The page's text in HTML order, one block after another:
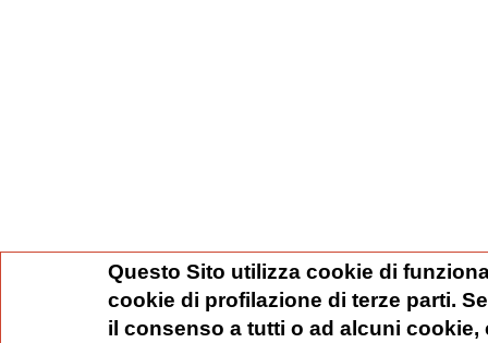
Questo Sito utilizza cookie di
cookie di profilazione di terze parti.
il consenso a tutti o ad alcuni